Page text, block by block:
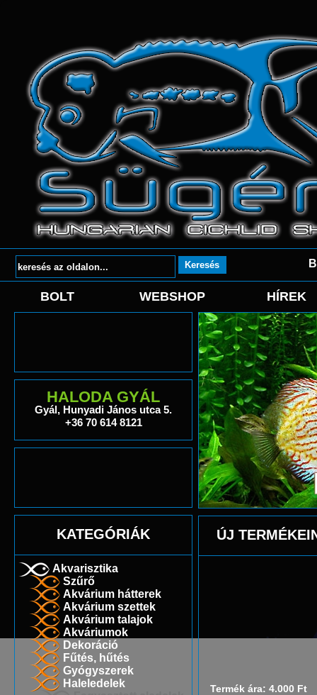
BOLT WEBSHOP HÍREK
HALODA GYÁL
Gyál, Hunyadi János utca 5.
+36 70 614 8121
KATEGÓRIÁK
Akvarisztika
Szűrő
Akvárium hátterek
Akvárium szettek
Akvárium talajok
Akváriumok
Dekoráció
Fűtés, hűtés
Gyógyszerek
Haleledelek
ÚJ
Termék ára: 4.000 Ft